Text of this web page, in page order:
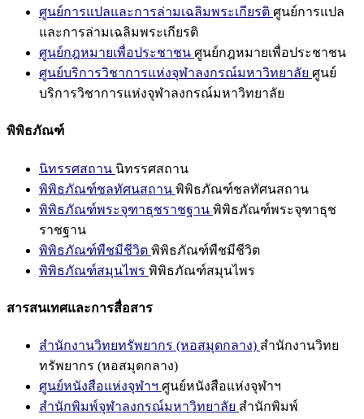
ศูนย์การแปลและการล่ามเฉลิมพระเกียรติ ศูนย์การแปล
และการล่ามเฉลิมพระเกียรติ
ศูนย์กฎหมายเพื่อประชาชน ศูนย์กฎหมายเพื่อประชาชน
ศูนย์บริการวิชาการแห่งจุฬาลงกรณ์มหาวิทยาลัย ศูนย์
บริการวิชาการแห่งจุฬาลงกรณ์มหาวิทยาลัย
พิพิธภัณฑ์
นิทรรศสถาน นิทรรศสถาน
พิพิธภัณฑ์ชลทัศนสถาน พิพิธภัณฑ์ชลทัศนสถาน
พิพิธภัณฑ์พระจุฑาธุชราชฐาน พิพิธภัณฑ์พระจุฑาธุช
ราชฐาน
พิพิธภัณฑ์พืชมีชีวิต พิพิธภัณฑ์พืชมีชีวิต
พิพิธภัณฑ์สมุนไพร พิพิธภัณฑ์สมุนไพร
สารสนเทศและการสื่อสาร
สำนักงานวิทยทรัพยากร (หอสมุดกลาง) สำนักงานวิทย
ทรัพยากร (หอสมุดกลาง)
ศูนย์หนังสือแห่งจุฬาฯ ศูนย์หนังสือแห่งจุฬาฯ
สำนักพิมพ์จุฬาลงกรณ์มหาวิทยาลัย สำนักพิมพ์